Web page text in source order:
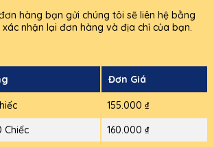
hàng bạn gửi chúng tôi sẽ liên hệ bằng
nhận lại đơn hàng và địa chỉ của bạn.
Đơn Giá
155.000 ₫
Chiếc
160.000 ₫